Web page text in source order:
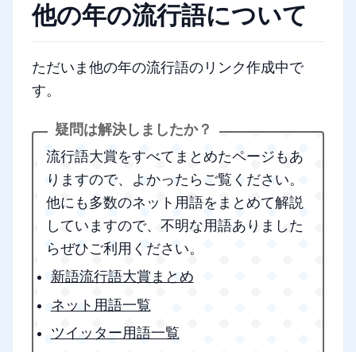
他の年の流行語について
ただいま他の年の流行語のリンク作成中で
す。
流行語大賞をすべてまとめたページもあ
りますので、よかったらご覧ください。
他にも多数のネット用語をまとめて解説
していますので、不明な用語ありました
らぜひご利用ください。
新語流行語大賞まとめ
ネット用語一覧
ツイッター用語一覧